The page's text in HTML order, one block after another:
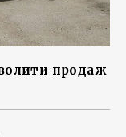
продаж